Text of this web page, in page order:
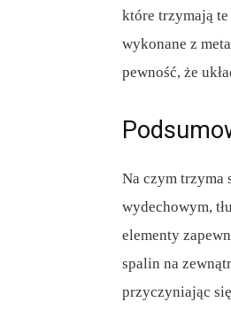
które trzymają
wykonane z
pewność, że
Na czym trzyma
wydechowym,
elementy
spalin na
przyczyniając